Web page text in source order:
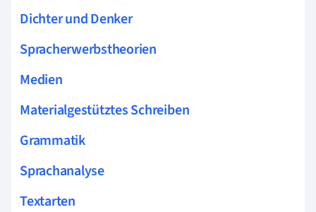
Dichter und Denker
Spracherwerbstheorien
Medien
Materialgestütztes Schreiben
Grammatik
Sprachanalyse
Textarten